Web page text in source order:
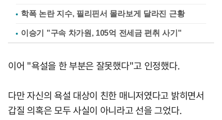
학폭 논란 지수, 필리핀서 몰라보게 달라진 근황
이승기 "구속 차가원, 105억 전세금 편취 사기"
이어 "욕설을 한 부분은 잘못했다"고 인정했다.
다만 자신의 욕설 대상이 친한 매니저였다고 밝히면서
갑질 의혹은 모두 사실이 아니라고 선을 그었다.